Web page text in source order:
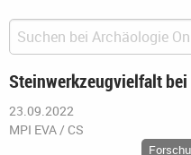
Steinwerkzeugvielfalt
23.09.2022
MPI EVA / CS